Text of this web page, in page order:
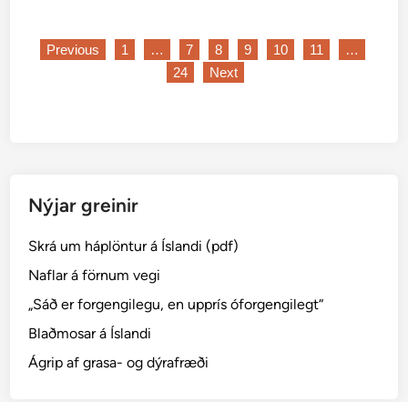
Previous 1 … 7 8 9 10 11
…
24
Next
Nýjar greinir
Skrá um háplöntur á Íslandi (pdf)
Naflar á förnum vegi
„Sáð er forgengilegu, en upprís óforgengilegt“
Blaðmosar á Íslandi
Ágrip af grasa- og dýrafræði